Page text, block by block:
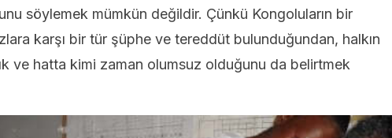
söylemek mümkün değildir. Çünkü Kongoluların bir
karşı bir tür şüphe ve tereddüt bulunduğundan, halkın
ve hatta kimi zaman olumsuz olduğunu da belirtmek